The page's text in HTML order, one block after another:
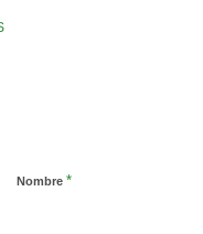
Nombre *